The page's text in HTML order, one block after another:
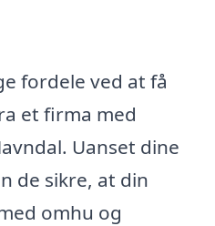
fordele ved at få
et firma med
Uanset dine
de sikre, at din
omhu og